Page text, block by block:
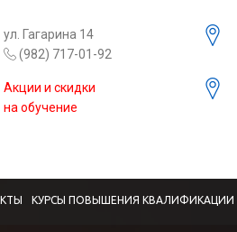
ул. Гагарина 14
(982) 717-01-92
Акции и скидки
на обучение
КУРСЫ ПОВЫШЕНИЯ КВАЛИФИКАЦИИ